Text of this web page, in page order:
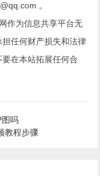
。
作为信息共享平台无
任何财产损失和法律
在本站拓展任何合
图吗
教程步骤